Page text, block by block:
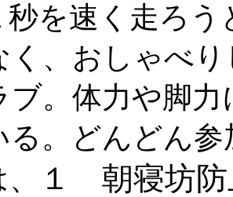
を速く走ろう
く、おしゃべ
ブ。体力や脚
る。どんどん
１ 朝寝